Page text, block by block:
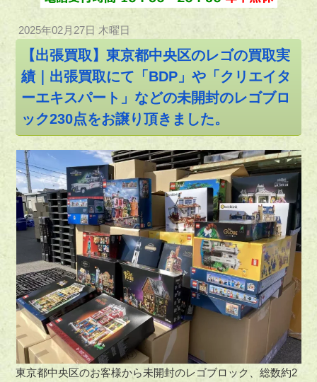
2025年02月27日 木曜日
【出張買取】東京都中央区のレゴの買取実
績｜出張買取にて「BDP」や「クリエイタ
ーエキスパート」などの未開封のレゴブロ
ック230点をお譲り頂きました。
東京都中央区のお客様から未開封のレゴブロック、総数約2